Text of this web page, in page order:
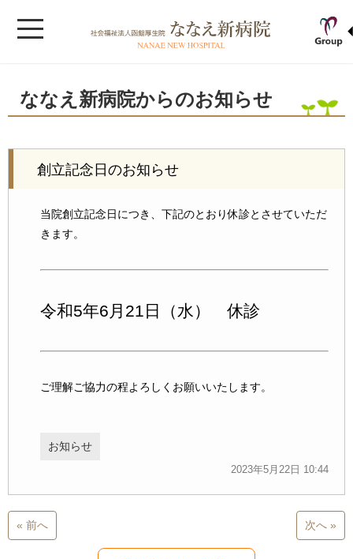
ななえ新病院からのお知らせ
創立記念日のお知らせ
当院創立記念日につき、下記のとおり休診とさせていただ
きます。
令和5年6月21日（水） 休診
ご理解ご協力の程よろしくお願いいたします。
お知らせ
2023年5月22日 10:44
« 前へ 次へ »